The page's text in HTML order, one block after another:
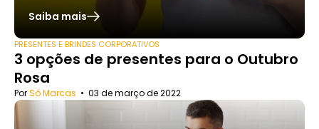
Saiba mais
PRESENTES E BRINDES CORPORATIVOS
3 opções de presentes para o Outubro
Rosa
PorSó Marcas • 03 de março de 2022